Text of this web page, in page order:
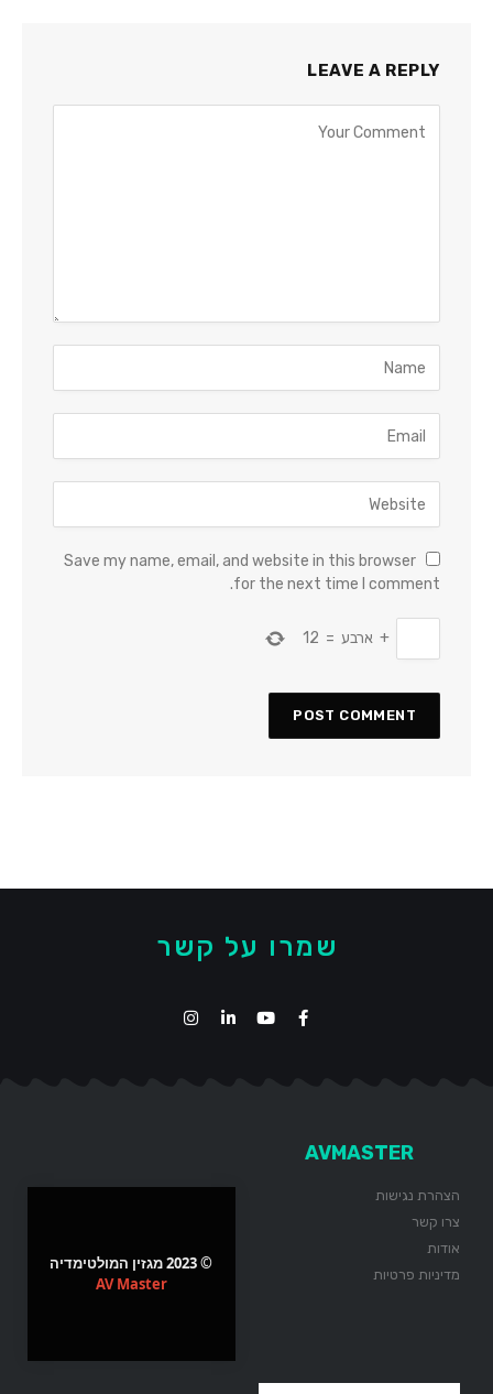
LEAVE A REPLY
Save my name, email, and website in this browser
for the next time I comment.
+ ארבע =
12
שמרו על קשר
AVMASTER
הצהרת נגישות
צרו קשר
אודות
מדיניות פרטיות
© 2023 מגזין המולטימדיה
AV Master